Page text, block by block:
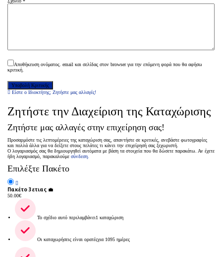
Αποθήκευση ονόματος. email και σελίδας στον browser για την επόμενη φορά που θα αφήσω
κριτική.
Είστε ο Ιδιοκτήτης; Ζητήστε μας αλλαγές!
Ζητήστε την Διαχείριση της Καταχώρισης
Ζητήστε μας αλλαγές στην επιχείρηση σας!
Προσαρμόστε τις λεπτομέρειες της καταχώριση σας, απαντήστε σε κριτικές, ανεβάστε φωτογραφίες
και πολλά άλλα για να δείξετε στους πελάτες τι κάνει την επιχείρησή σας ξεχωριστή.
Ο λογαριασμός σας θα δημιουργηθεί αυτόματα με βάση τα στοιχεία που θα δώσετε παρακάτω. Αν έχετε
ήδη λογαριασμό, παρακαλούμε σύνδεση.
Επιλέξτε Πακέτο
Πακέτο 3ετιας 💼
50.00€
Το σχέδιο αυτό περιλαμβάνει1 καταχώριση
Οι καταχωρήσεις είναι ορατέςγια 1095 ημέρες